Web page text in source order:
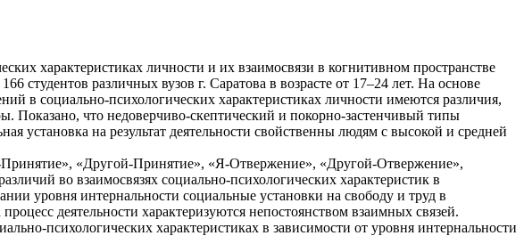
характеристиках личности и их взаимосвязи в когнитивном пространстве
различных вузов г. Саратова в возрасте от 17–24 лет. На основе
в социально-психологических характеристиках личности имеются различия,
что недоверчиво-скептический и покорно-застенчивый типы
на результат деятельности свойственны людям с высокой и средней
«Другой-Принятие», «Я-Отвержение», «Другой-Отвержение»,
во взаимосвязях социально-психологических характеристик в
уровня интернальности социальные установки на свободу и труд в
деятельности характеризуются непостоянством взаимных связей.
психологических характеристиках в зависимости от уровня интернальности